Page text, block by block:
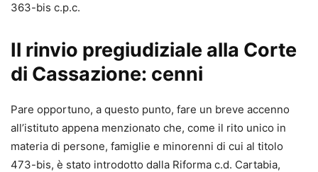
363-bis c.p.c.
Il rinvio pregiudiziale alla Corte
di Cassazione: cenni
Pare opportuno, a questo punto, fare un breve accenno
all’istituto appena menzionato che, come il rito unico in
materia di persone, famiglie e minorenni di cui al titolo
473-bis, è stato introdotto dalla Riforma c.d. Cartabia,